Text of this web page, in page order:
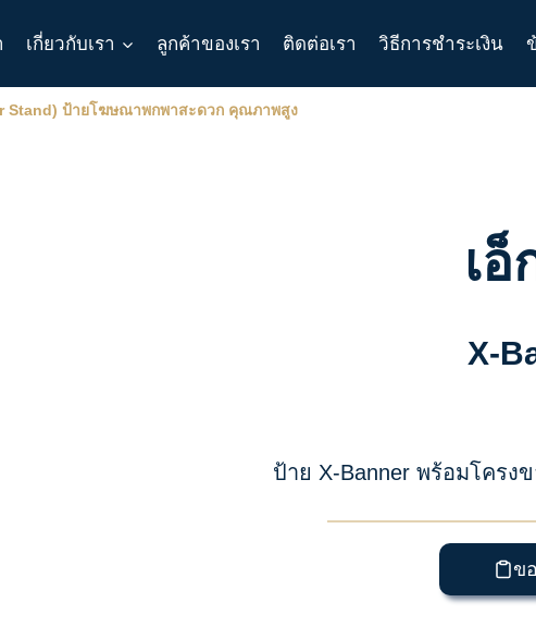
เกี่ยวกับเรา ลูกค้าของเรา ติดต่อเรา วิธีการชำระเงิน
Stand) ป้ายโฆษณาพกพาสะดวก คุณภาพสูง
เ
X-
ป้าย X-Banner พร้อมโครง
ข